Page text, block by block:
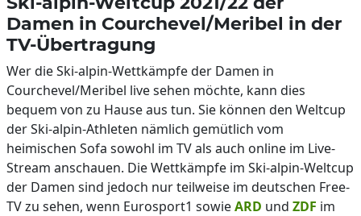
Damen in Courchevel/Meribel in der
TV-Übertragung
Wer die Ski-alpin-Wettkämpfe der Damen in
Courchevel/Meribel live sehen möchte, kann dies
bequem von zu Hause aus tun. Sie können den Weltcup
der Ski-alpin-Athleten nämlich gemütlich vom
heimischen Sofa sowohl im TV als auch online im Live-
Stream anschauen. Die Wettkämpfe im Ski-alpin-Weltcup
der Damen sind jedoch nur teilweise im deutschen Free-
TV zu sehen, wenn Eurosport1 sowieARD und ZDF im